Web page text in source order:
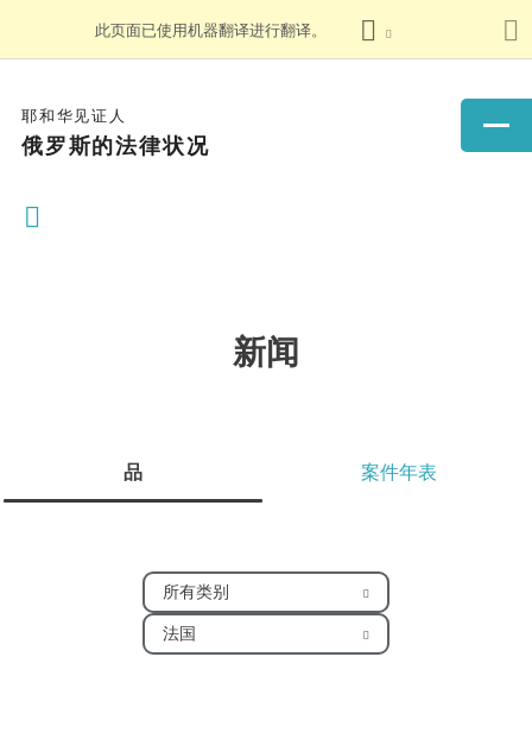
此页面已使用机器翻译进行翻译。
耶和华见证人
俄罗斯的法律状况
新闻
品 案件年表
所有类别
法国